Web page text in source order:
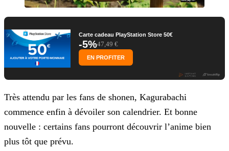
Carte cadeau PlayStation Store 50€
-5%47,49 €
EN PROFITER
Très attendu par les fans de shonen, Kagurabachi
commence enfin à dévoiler son calendrier. Et bonne
nouvelle : certains fans pourront découvrir l’anime bien
plus tôt que prévu.